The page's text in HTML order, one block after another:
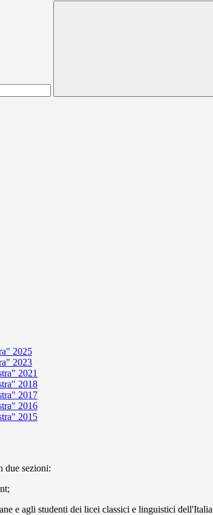
2025
2023
2021
2018
2017
2016
2015
due sezioni:
e agli studenti dei licei classici e linguistici